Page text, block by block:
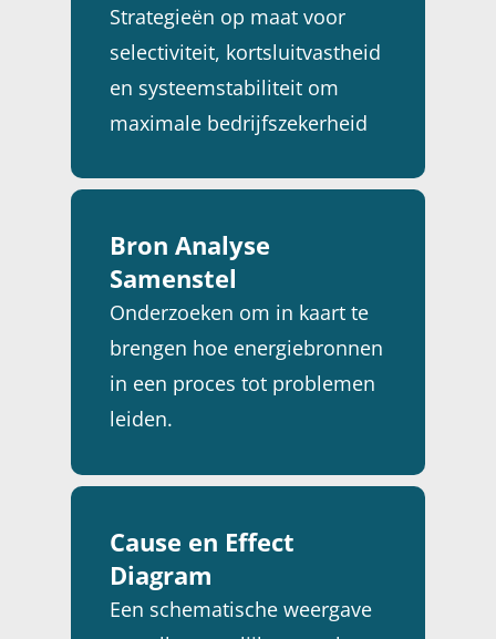
Strategieën op maat voor
selectiviteit, kortsluitvastheid
en systeemstabiliteit om
maximale bedrijfszekerheid
Bron Analyse
Samenstel
Onderzoeken om in kaart te
brengen hoe energiebronnen
in een proces tot problemen
leiden.
Cause en Effect
Diagram
Een schematische weergave